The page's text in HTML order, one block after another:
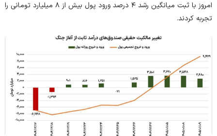
امروز با ثبت میانگین رشد ۴ درصد ورود پول بیش از ۸ میلیارد تومانی را
تجربه کردند.